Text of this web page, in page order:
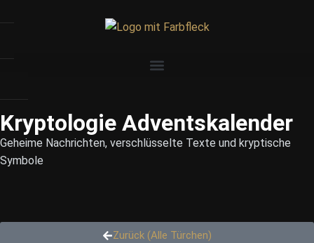
Kryptologie Adventskalender
Geheime Nachrichten, verschlüsselte Texte und kryptische
Symbole
Zurück (Alle Türchen)